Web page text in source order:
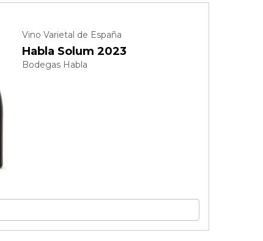
Vino Varietal de España
Habla Solum 2023
Bodegas Habla